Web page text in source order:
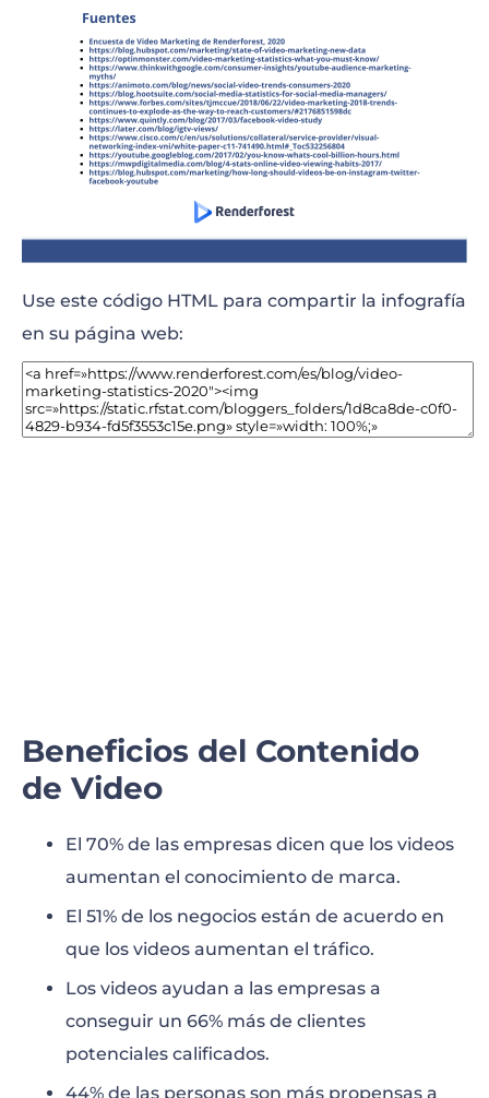
Use este código HTML para compartir la infografía
en su página web:
Beneficios del Contenido
de Video
El 70% de las empresas dicen que los videos
aumentan el conocimiento de marca.
El 51% de los negocios están de acuerdo en
que los videos aumentan el tráfico.
Los videos ayudan a las empresas a
conseguir un 66% más de clientes
potenciales calificados.
44% de las personas son más propensas a